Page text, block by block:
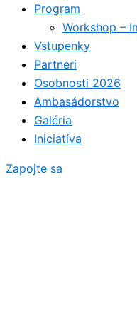
Program
Workshop –
Vstupenky
Partneri
Osobnosti 2026
Ambasádorstvo
Galéria
Iniciatíva
Zapojte sa